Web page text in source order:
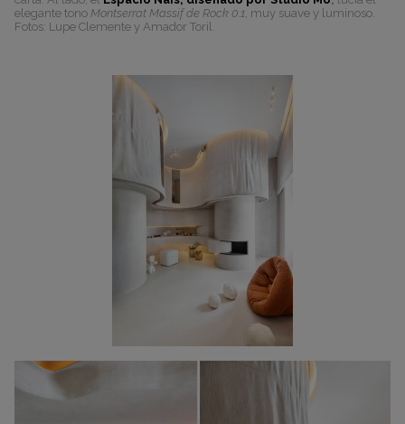
elegante tono Montserrat Massif de Rock 0.1, muy suave y luminoso.
Fotos: Lupe Clemente y Amador Toril.